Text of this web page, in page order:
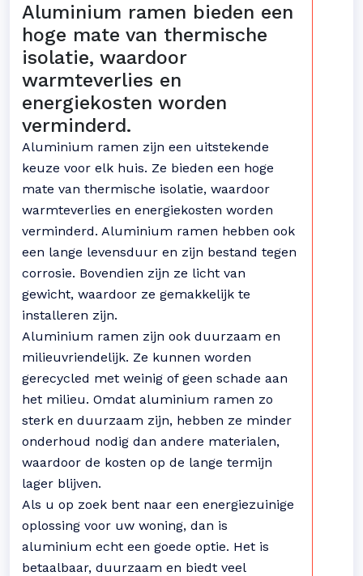
Aluminium ramen bieden een
hoge mate van thermische
isolatie, waardoor
warmteverlies en
energiekosten worden
verminderd.
Aluminium ramen zijn een uitstekende
keuze voor elk huis. Ze bieden een hoge
mate van thermische isolatie, waardoor
warmteverlies en energiekosten worden
verminderd. Aluminium ramen hebben ook
een lange levensduur en zijn bestand tegen
corrosie. Bovendien zijn ze licht van
gewicht, waardoor ze gemakkelijk te
installeren zijn.
Aluminium ramen zijn ook duurzaam en
milieuvriendelijk. Ze kunnen worden
gerecycled met weinig of geen schade aan
het milieu. Omdat aluminium ramen zo
sterk en duurzaam zijn, hebben ze minder
onderhoud nodig dan andere materialen,
waardoor de kosten op de lange termijn
lager blijven.
Als u op zoek bent naar een energiezuinige
oplossing voor uw woning, dan is
aluminium echt een goede optie. Het is
betaalbaar, duurzaam en biedt veel